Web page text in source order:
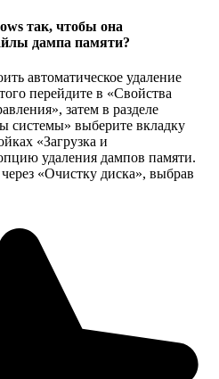
так, чтобы она
дампа памяти?
автоматическое удаление
перейдите в «Свойства
затем в разделе
системы» выберите вкладку
«Загрузка и
удаления дампов памяти.
«Очистку диска», выбрав